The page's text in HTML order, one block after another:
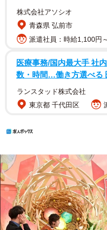
株式会社アソシオ
青森県 弘前市
派遣社員：時給1,100円
医療事務/国内最大手 社
数・時間…働き方選べる
ランスタッド株式会社
東京都 千代田区